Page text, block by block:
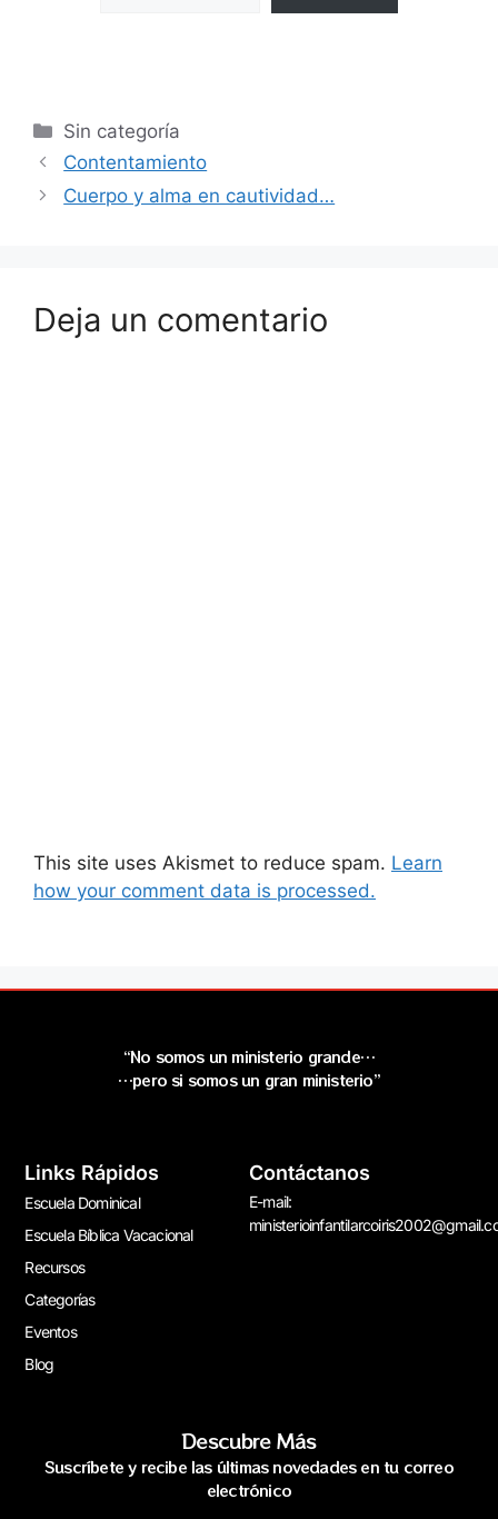
Sin categoría
Contentamiento
Cuerpo y alma en cautividad…
Deja un comentario
This site uses Akismet to reduce spam. Learn
how your comment data is processed.
“No somos un ministerio grande…
…pero si somos un gran ministerio”
Links Rápidos
Escuela Dominical
Escuela Bíblica Vacacional
Recursos
Categorías
Eventos
Blog
Contáctanos
E-mail:
Descubre Más
Suscríbete y recibe las últimas novedades en tu correo
electrónico